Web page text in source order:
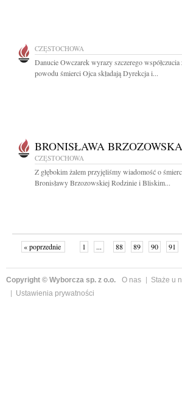
CZĘSTOCHOWA
Danucie Owczarek wyrazy szczerego współczucia
powodu śmierci Ojca składają Dyrekcja i...
BRONISŁAWA BRZOZOWSKA
CZĘSTOCHOWA
Z głębokim żalem przyjęliśmy wiadomość o
Bronisławy Brzozowskiej Rodzinie i Bliskim...
« poprzednie 1 ... 88 89 90 91
Copyright © Wyborcza sp. z o.o. O nas Staże u
Ustawienia prywatności